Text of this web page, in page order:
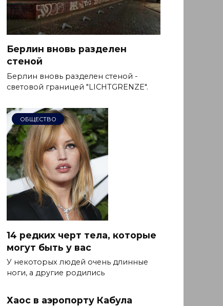
Берлин вновь разделен
стеной
Берлин вновь разделен стеной -
световой границей "LICHTGRENZE".
ОБЩЕСТВО
14 редких черт тела, которые
могут быть у вас
У некоторых людей очень длинные
ноги, а другие родились
Хаос в аэропорту Кабула